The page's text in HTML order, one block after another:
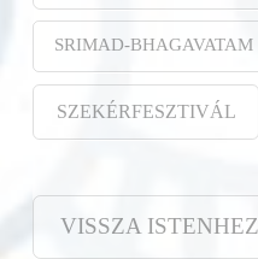
SRIMAD-BHAGAVATAM
SZEKÉRFESZTIVÁL
VISSZA